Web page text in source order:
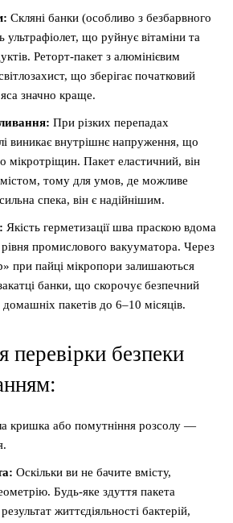
Скляні банки (особливо з безбарвного
ультрафіолет, що руйнує вітаміни та
Реторт-пакет з алюмінієвим
що зберігає початковий
значно краще.
При різких перепадах
виникає внутрішнє напруження, що
мікротріщин. Пакет еластичний, він
тому для умов, де можливе
спека, він є надійнішим.
Якість герметизації шва праскою вдома
рівня промислового вакууматора. Через
при пайці мікропори залишаються
банки, що скорочує безпечний
домашніх пакетів до 6–10 місяців.
перевірки безпеки
кришка або помутніння розсолу —
Оскільки ви не бачите вмісту,
Будь-яке здуття пакета
життєдіяльності бактерій,